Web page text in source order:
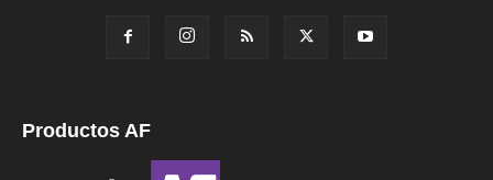
Productos AF